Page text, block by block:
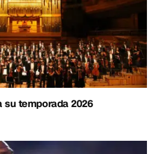
su temporada 2026